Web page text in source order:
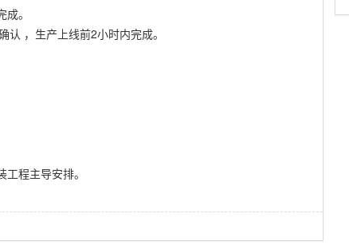
。
，生产上线前2小时内完成。
程主导安排。